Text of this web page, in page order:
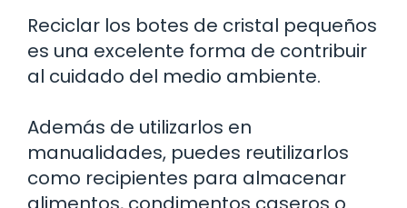
Reciclar los botes de cristal pequeños
es una excelente forma de contribuir
al cuidado del medio ambiente.
Además de utilizarlos en
manualidades, puedes reutilizarlos
como recipientes para almacenar